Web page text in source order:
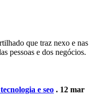
que traz nexo e nas
pessoas e dos negócios.
e seo . 12 mar